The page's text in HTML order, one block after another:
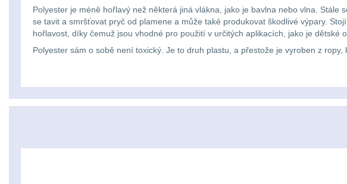
Polyester je méně hořlavý než některá jiná vlákna, jako je bavlna nebo vlna.
se tavit a smršťovat pryč od plamene a může také produkovat škodlivé výpary.
hořlavost, díky čemuž jsou vhodné pro použití v určitých aplikacích, jako je dětské
Polyester sám o sobě není toxický. Je to druh plastu, a přestože je vyroben z